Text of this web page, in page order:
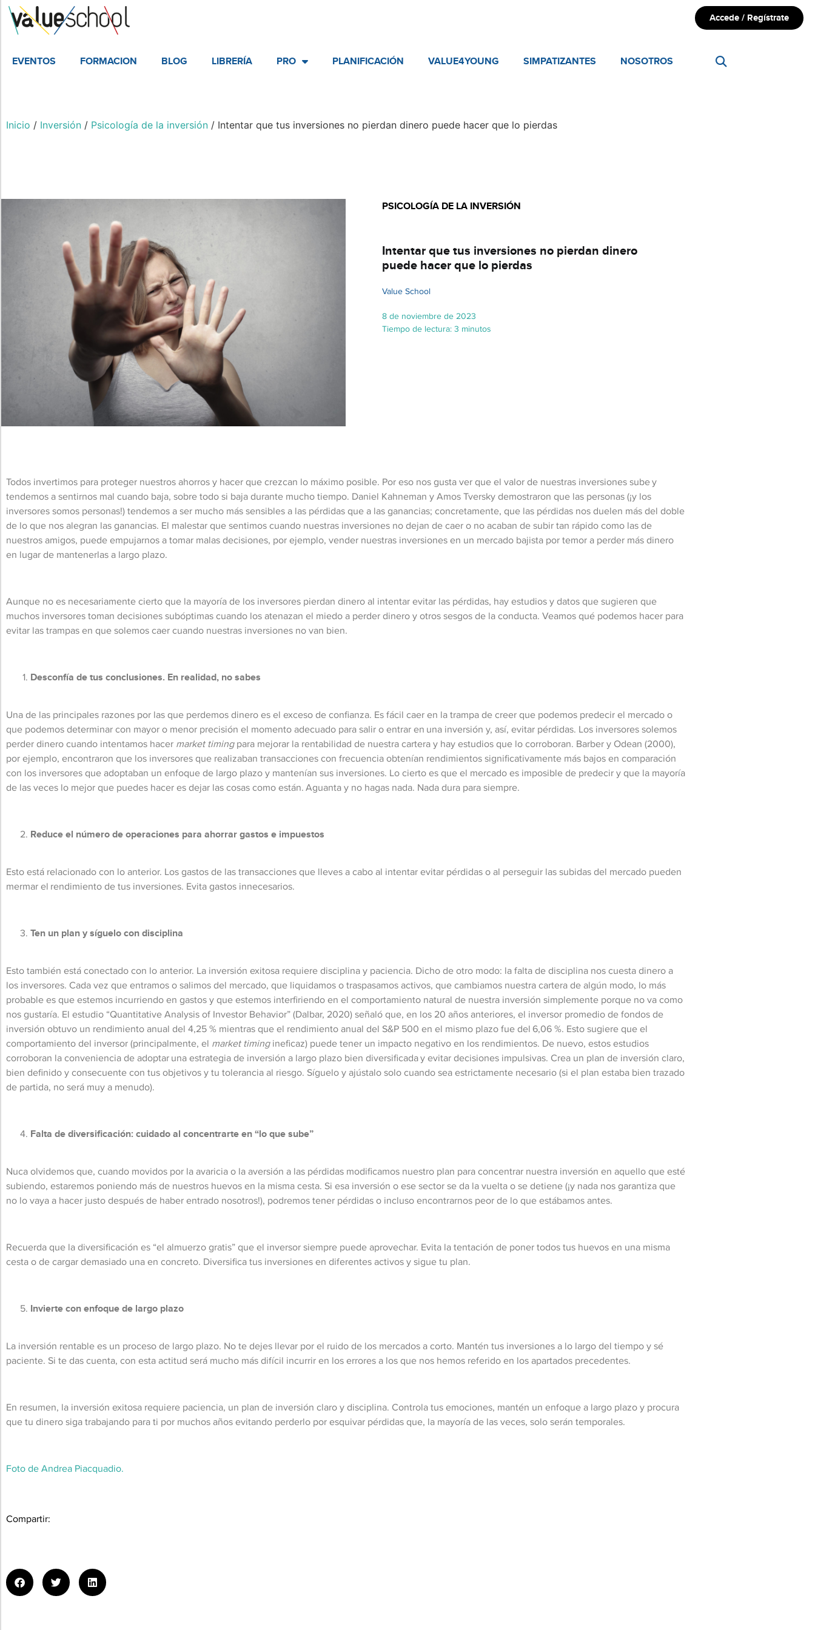
Accede / Regístrate
EVENTOS FORMACION BLOG LIBRERÍA PRO PLANIFICACIÓN VALUE4YOUNG SIMPATIZANTES NOSOTROS
Inicio / Inversión / Psicología de la inversión / Intentar que tus inversiones no pierdan dinero puede hacer que lo pierdas ​
PSICOLOGÍA DE LA INVERSIÓN
Intentar que tus inversiones no pierdan dinero
puede hacer que lo pierdas ​
Value School
8 de noviembre de 2023
Tiempo de lectura: 3 minutos
Todos invertimos para proteger nuestros ahorros y hacer que crezcan lo máximo posible. Por eso nos gusta ver que el valor de nuestras inversiones sube y
tendemos a sentirnos mal cuando baja, sobre todo si baja durante mucho tiempo. Daniel Kahneman y Amos Tversky demostraron que las personas (¡y los
inversores somos personas!) tendemos a ser mucho más sensibles a las pérdidas que a las ganancias; concretamente, que las pérdidas nos duelen más del doble
de lo que nos alegran las ganancias. El malestar que sentimos cuando nuestras inversiones no dejan de caer o no acaban de subir tan rápido como las de
nuestros amigos, puede empujarnos a tomar malas decisiones, por ejemplo, vender nuestras inversiones en un mercado bajista por temor a perder más dinero
en lugar de mantenerlas a largo plazo.
Aunque no es necesariamente cierto que la mayoría de los inversores pierdan dinero al intentar evitar las pérdidas, hay estudios y datos que sugieren que
muchos inversores toman decisiones subóptimas cuando los atenazan el miedo a perder dinero y otros sesgos de la conducta. Veamos qué podemos hacer para
evitar las trampas en que solemos caer cuando nuestras inversiones no van bien.
Desconfía de tus conclusiones. En realidad, no sabes
Una de las principales razones por las que perdemos dinero es el exceso de confianza. Es fácil caer en la trampa de creer que podemos predecir el mercado o
que podemos determinar con mayor o menor precisión el momento adecuado para salir o entrar en una inversión y, así, evitar pérdidas. Los inversores solemos
perder dinero cuando intentamos hacer market timingpara mejorar la rentabilidad de nuestra cartera y hay estudios que lo corroboran. Barber y Odean (2000),
por ejemplo, encontraron que los inversores que realizaban transacciones con frecuencia obtenían rendimientos significativamente más bajos en comparación
con los inversores que adoptaban un enfoque de largo plazo y mantenían sus inversiones. Lo cierto es que el mercado es imposible de predecir y que la mayoría
de las veces lo mejor que puedes hacer es dejar las cosas como están. Aguanta y no hagas nada. Nada dura para siempre.
Reduce el número de operaciones para ahorrar gastos e impuestos
Esto está relacionado con lo anterior. Los gastos de las transacciones que lleves a cabo al intentar evitar pérdidas o al perseguir las subidas del mercado pueden
mermar el rendimiento de tus inversiones. Evita gastos innecesarios.
Ten un plan y síguelo con disciplina
Esto también está conectado con lo anterior. La inversión exitosa requiere disciplina y paciencia. Dicho de otro modo: la falta de disciplina nos cuesta dinero a
los inversores. Cada vez que entramos o salimos del mercado, que liquidamos o traspasamos activos, que cambiamos nuestra cartera de algún modo, lo más
probable es que estemos incurriendo en gastos y que estemos interfiriendo en el comportamiento natural de nuestra inversión simplemente porque no va como
nos gustaría. El estudio “Quantitative Analysis of Investor Behavior” (Dalbar, 2020) señaló que, en los 20 años anteriores, el inversor promedio de fondos de
inversión obtuvo un rendimiento anual del 4,25 % mientras que el rendimiento anual del S&P 500 en el mismo plazo fue del 6,06 %. Esto sugiere que el
comportamiento del inversor (principalmente, el market timingineficaz) puede tener un impacto negativo en los rendimientos. De nuevo, estos estudios
corroboran la conveniencia de adoptar una estrategia de inversión a largo plazo bien diversificada y evitar decisiones impulsivas. Crea un plan de inversión claro,
bien definido y consecuente con tus objetivos y tu tolerancia al riesgo. Síguelo y ajústalo solo cuando sea estrictamente necesario (si el plan estaba bien trazado
de partida, no será muy a menudo).
Falta de diversificación: cuidado al concentrarte en “lo que sube”
Nuca olvidemos que, cuando movidos por la avaricia o la aversión a las pérdidas modificamos nuestro plan para concentrar nuestra inversión en aquello que esté
subiendo, estaremos poniendo más de nuestros huevos en la misma cesta. Si esa inversión o ese sector se da la vuelta o se detiene (¡y nada nos garantiza que
no lo vaya a hacer justo después de haber entrado nosotros!), podremos tener pérdidas o incluso encontrarnos peor de lo que estábamos antes.
Recuerda que la diversificación es “el almuerzo gratis” que el inversor siempre puede aprovechar. Evita la tentación de poner todos tus huevos en una misma
cesta o de cargar demasiado una en concreto. Diversifica tus inversiones en diferentes activos y sigue tu plan.
Invierte con enfoque de largo plazo
La inversión rentable es un proceso de largo plazo. No te dejes llevar por el ruido de los mercados a corto. Mantén tus inversiones a lo largo del tiempo y sé
paciente. Si te das cuenta, con esta actitud será mucho más difícil incurrir en los errores a los que nos hemos referido en los apartados precedentes.
En resumen, la inversión exitosa requiere paciencia, un plan de inversión claro y disciplina. Controla tus emociones, mantén un enfoque a largo plazo y procura
que tu dinero siga trabajando para ti por muchos años evitando perderlo por esquivar pérdidas que, la mayoría de las veces, solo serán temporales.
Foto de Andrea Piacquadio.
Compartir: